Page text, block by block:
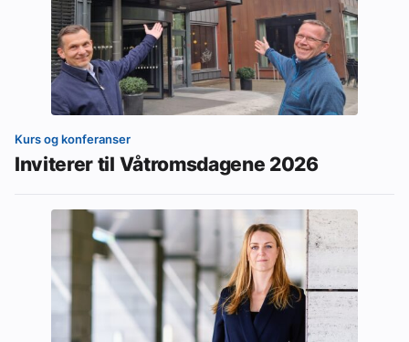
Kurs og konferanser
Inviterer til Våtromsdagene 2026